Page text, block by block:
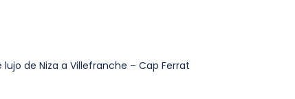
de Niza a Villefranche – Cap Ferrat